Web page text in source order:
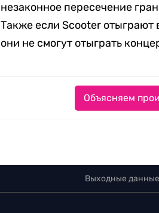
незаконное пересечение
Также если Scooter отыграют
они не смогут отыграть
Объясняем
Выходные